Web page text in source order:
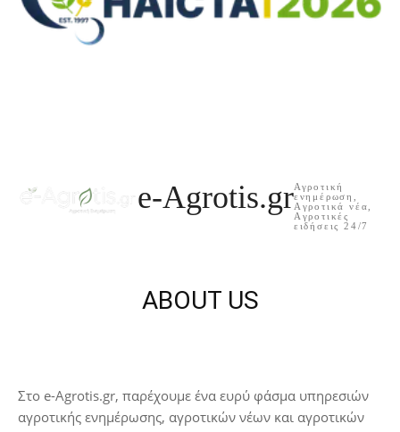
e-Agrotis.grΑγροτική
ενημέρωση,
Aγροτικά νέα,
Aγροτικές
ειδήσεις 24/7
ABOUT US
Στο e-Agrotis.gr, παρέχουμε ένα ευρύ φάσμα υπηρεσιών
αγροτικής ενημέρωσης, αγροτικών νέων και αγροτικών